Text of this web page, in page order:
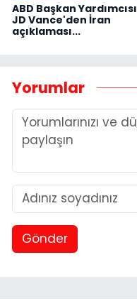
ABD Başkan Yardımcısı
JD Vance'den İran
açıklaması...
Yorumlar
Gönder